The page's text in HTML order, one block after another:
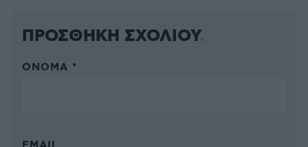
ΠΡΟΣΘΗΚΗ ΣΧΟΛΙΟΥ
ΌΝΟΜΑ *